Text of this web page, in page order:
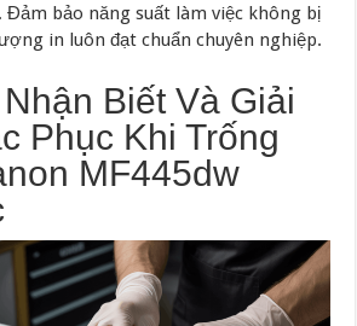
bảo năng suất làm việc không bị
in luôn đạt chuẩn chuyên nghiệp.
Biết Và Giải
Phục Khi Trống
MF445dw